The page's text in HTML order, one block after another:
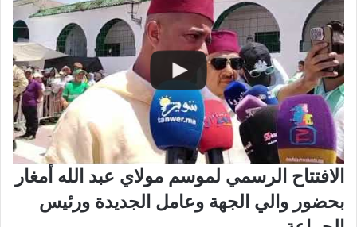
الافتتاح الرسمي لموسم مولاي عبد الله أمغار
بحضور والي الجهة وعامل الجديدة ورئيس